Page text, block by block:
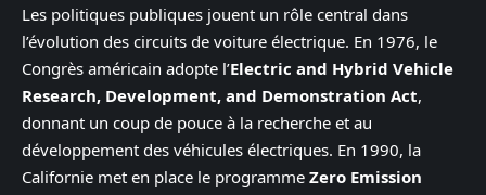
Les politiques publiques jouent un rôle central dans
l’évolution des circuits de voiture électrique. En 1976, le
Congrès américain adopte l’Electric and Hybrid Vehicle
Research, Development, and Demonstration Act,
donnant un coup de pouce à la recherche et au
développement des véhicules électriques. En 1990, la
Californie met en place le programme Zero Emission